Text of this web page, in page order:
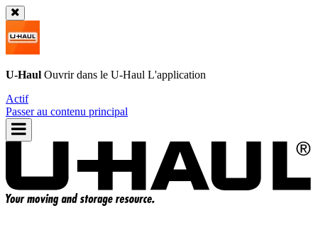
U-Haul Ouvrir dans le U-Haul L'application
Actif
Passer au contenu principal